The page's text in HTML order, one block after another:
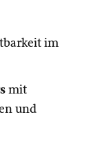
im
mit
und